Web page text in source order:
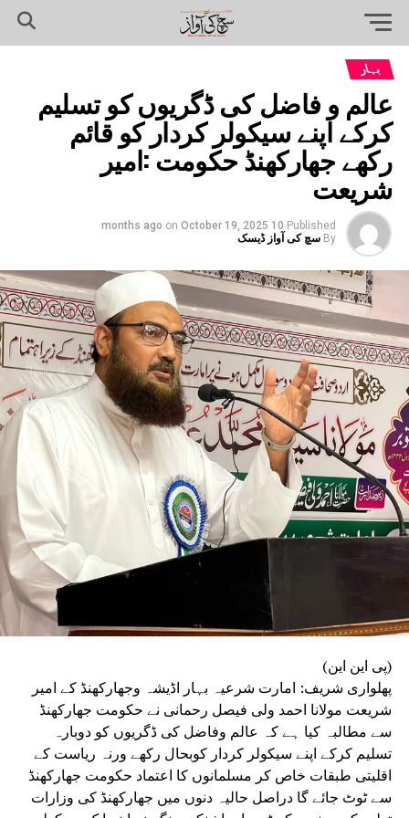
بہار
عالم و فاضل کی ڈگریوں کو تسلیم
کرکے اپنے سیکولر کردار کو قائم
رکھے جھارکھنڈ حکومت :امیر
شریعت
Published
10 months ago
on October 19, 2025
By سچ کی آواز ڈیسک
(پی این این)
پھلواری شریف: امارت شرعیہ بہار اڈیشہ وجھارکھنڈ کے امیر
شریعت مولانا احمد ولی فیصل رحمانی نے حکومت جھارکھنڈ
سے مطالبہ کیا ہے کہ عالم وفاضل کی ڈگریوں کو دوبارہ
تسلیم کرکے اپنے سیکولر کردار کوبحال رکھے ورنہ ریاست کے
اقلیتی طبقات خاص کر مسلمانوں کا اعتماد حکومت جھارکھنڈ
سے ٹوٹ جائے گا دراصل حالیہ دنوں میں جھارکھنڈ کی وزارات